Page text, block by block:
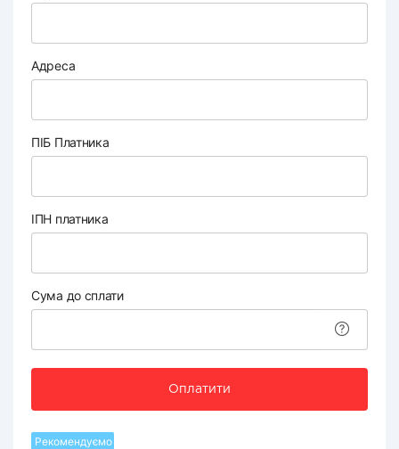
Адреса
ПІБ Платника
ІПН платника
Сума до сплати
Оплатити
Рекомендуємо